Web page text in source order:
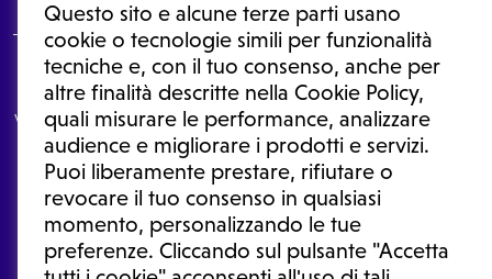
Questo sito e alcune terze parti usano
cookie o tecnologie simili per funzionalità
tecniche e, con il tuo consenso, anche per
altre finalità descritte nella Cookie Policy,
quali misurare le performance, analizzare
audience e migliorare i prodotti e servizi.
Puoi liberamente prestare, rifiutare o
revocare il tuo consenso in qualsiasi
momento, personalizzando le tue
preferenze. Cliccando sul pulsante "Accetta
Le informazioni proposte in questo sito non sono un consulto medico.
In nessun caso, queste informazioni sostituiscono un consulto, una
visita o una diagnosi formulata dal medico. Non si devono considerare
le informazioni disponibili come suggerimenti per la formulazione di
una diagnosi, la determinazione di un trattamento o l'assunzione o
sospensione di un farmaco senza prima consultare un medico di
medicina generale o uno specialista.
Condizioni di utilizzo|Privacy Policy |Gestione cookie
Ⓒ 2026 | Tutti i diritti riservati.